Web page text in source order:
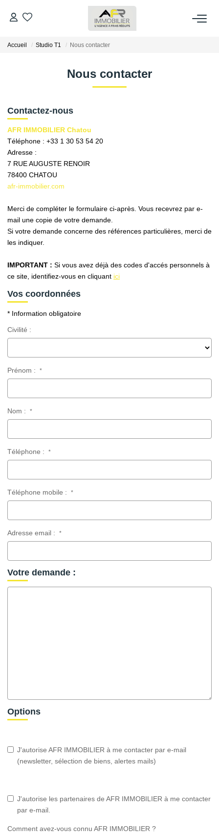
ACHETER
LOUER
FAIRE GÉRER
NOS AGENCES
AFR IMMOBILIER Bezons
AFR IMMOBILIER Carrières-Sur-Seine
AFR IMMOBILIER Chatou - Location | Gestion | Syndic
AFR IMMOBILIER Houilles
Accueil Studio T1 Nous contacter
Nous contacter
Contactez-nous
AFR IMMOBILIER Chatou
Téléphone : +33 1 30 53 54 20
Adresse :
7 RUE AUGUSTE RENOIR
78400 CHATOU
afr-immobilier.com
Merci de compléter le formulaire ci-après. Vous recevrez par e-
mail une copie de votre demande.
Si votre demande concerne des références particulières, merci de
les indiquer.
IMPORTANT : Si vous avez déjà des codes d'accés personnels à
ce site, identifiez-vous en cliquant ici
Vos coordonnées
* Information obligatoire
Civilité :
Prénom : *
Nom : *
Téléphone : *
Téléphone mobile : *
Adresse email : *
Votre demande :
Options
J'autorise AFR IMMOBILIER à me contacter par e-mail
(newsletter, sélection de biens, alertes mails)
J'autorise les partenaires de AFR IMMOBILIER à me contacter
par e-mail.
Comment avez-vous connu AFR IMMOBILIER ?